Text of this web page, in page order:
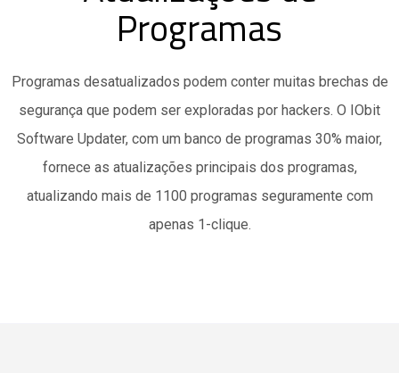
Programas
Programas desatualizados podem conter muitas brechas de
segurança que podem ser exploradas por hackers. O IObit
Software Updater, com um banco de programas 30% maior,
fornece as atualizações principais dos programas,
atualizando mais de 1100 programas seguramente com
apenas 1-clique.